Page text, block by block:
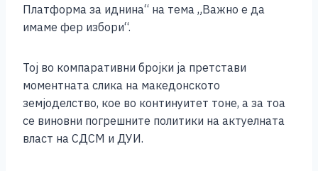
Платформа за иднина“ на тема „Важно е да
имаме фер избори“.
Тој во компаративни бројки ја претстави
моментната слика на македонското
земјоделство, кое во континуитет тоне, а за тоа
се виновни погрешните политики на актуелната
власт на СДСМ и ДУИ.